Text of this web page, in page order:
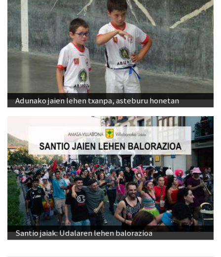
Adunako jaien lehen txanpa, asteburu honetan
Santio jaiak: Udalaren lehen balorazioa